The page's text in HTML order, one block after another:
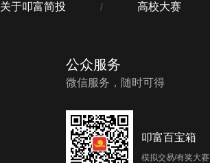
关于叩富简投 / 高校大赛
公众服务
微信服务，随时可得
叩富百宝箱
模拟交易/有奖大赛